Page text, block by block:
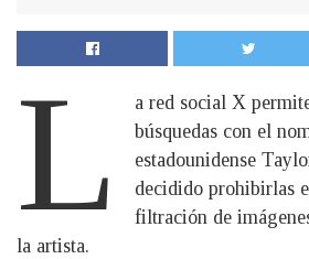
L
a red social X
búsquedas con el
estadounidense
decidido prohibirlas
filtración de
la artista.